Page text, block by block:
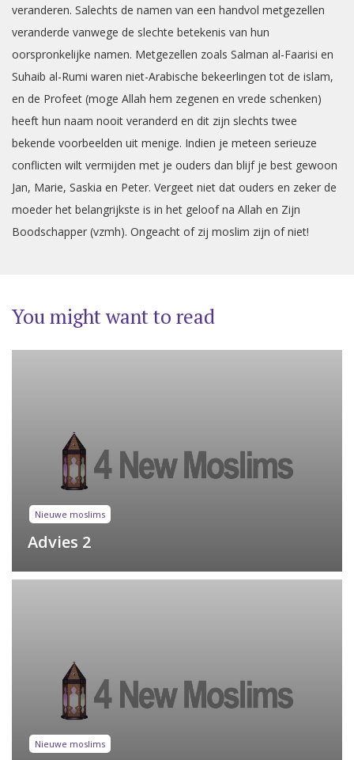
veranderen. Salechts de namen van een handvol metgezellen
veranderde vanwege de slechte betekenis van hun
oorspronkelijke namen. Metgezellen zoals Salman al-Faarisi en
Suhaib al-Rumi waren niet-Arabische bekeerlingen tot de islam,
en de Profeet (moge Allah hem zegenen en vrede schenken)
heeft hun naam nooit veranderd en dit zijn slechts twee
bekende voorbeelden uit menige. Indien je meteen serieuze
conflicten wilt vermijden met je ouders dan blijf je best gewoon
Jan, Marie, Saskia en Peter. Vergeet niet dat ouders en zeker de
moeder het belangrijkste is in het geloof na Allah en Zijn
Boodschapper (vzmh). Ongeacht of zij moslim zijn of niet!
You might want to read
Nieuwe moslims
Advies 2
Nieuwe moslims